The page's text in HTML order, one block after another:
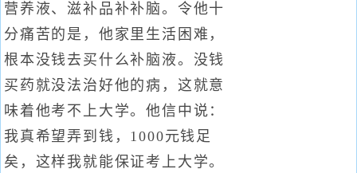
营养液、滋补品补补脑。令他十
分痛苦的是，他家里生活困难，
根本没钱去买什么补脑液。没钱
买药就没法治好他的病，这就意
味着他考不上大学。他信中说：
我真希望弄到钱，1000元钱足
矣，这样我就能保证考上大学。